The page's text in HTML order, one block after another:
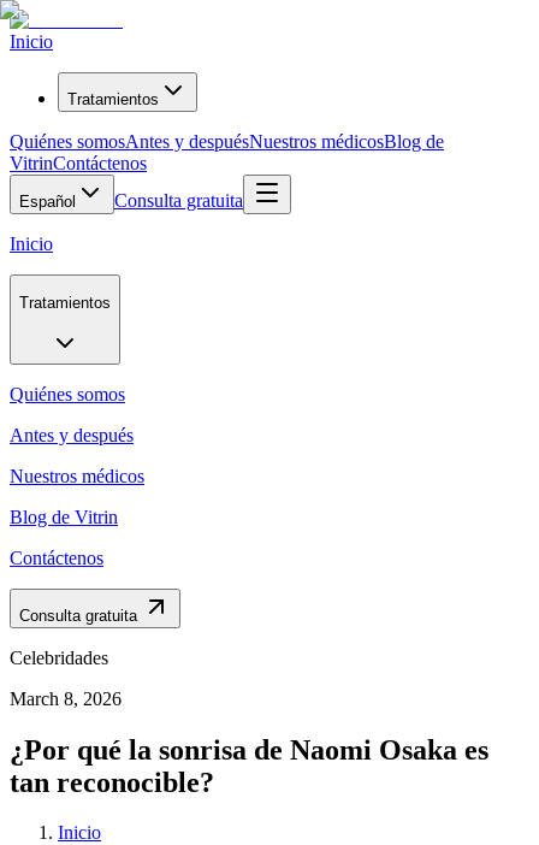
Inicio
Tratamientos
Quiénes somosAntes y despuésNuestros médicosBlog de
VitrinContáctenos
Español Consulta gratuita
Inicio
Tratamientos
Quiénes somos
Antes y después
Nuestros médicos
Blog de Vitrin
Contáctenos
Consulta gratuita
Celebridades
March 8, 2026
¿Por qué la sonrisa de Naomi Osaka es
tan reconocible?
Inicio